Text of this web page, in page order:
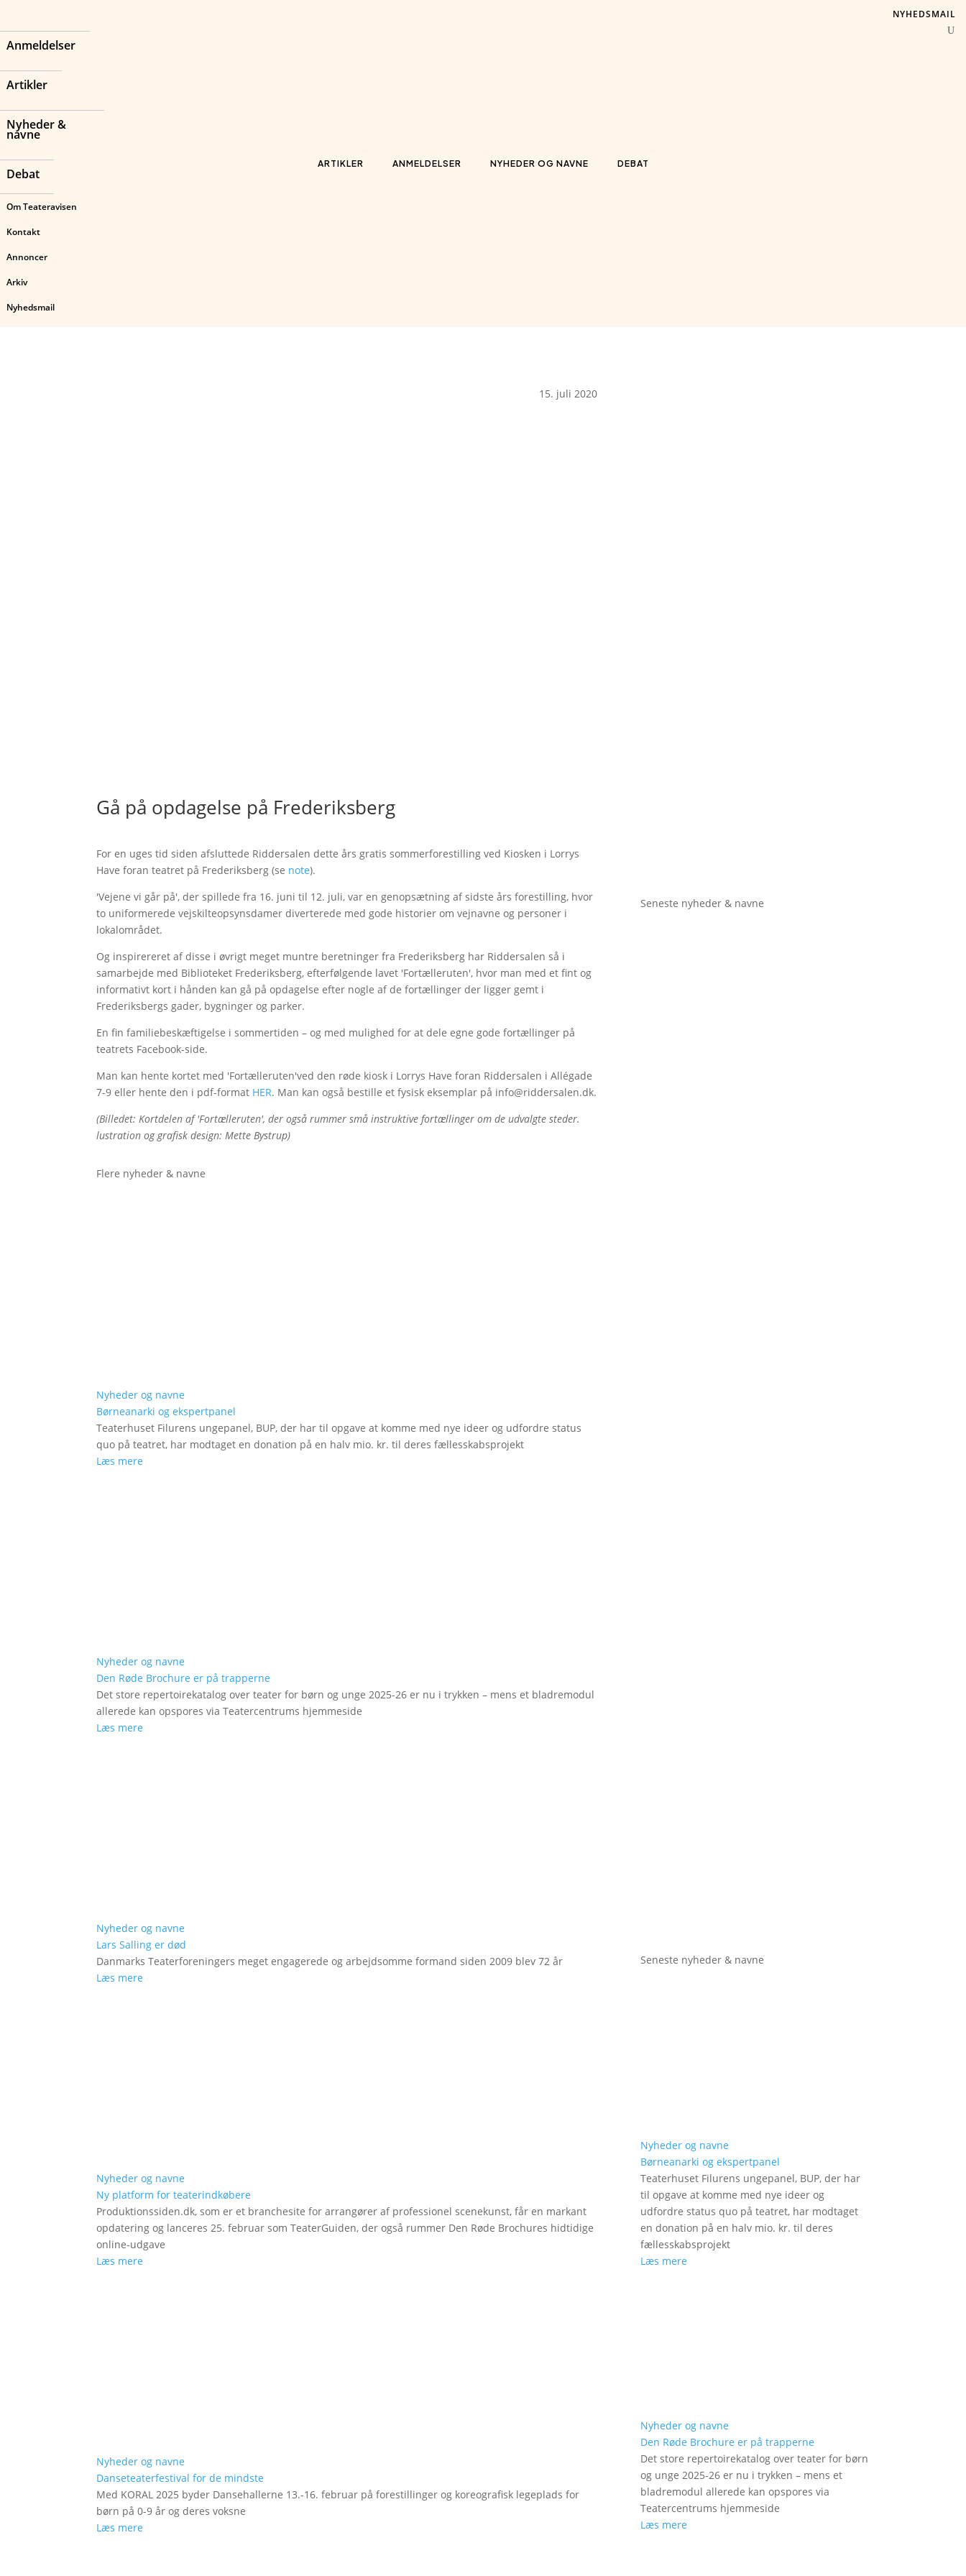
Anmeldelser
Artikler
Nyheder &
navne
Debat
Om Teateravisen
Kontakt
Annoncer
Arkiv
Nyhedsmail
ARTIKLER ANMELDELSER NYHEDER OG NAVNE DEBAT
NYHEDSMAIL
15. juli 2020
Gå på opdagelse på Frederiksberg
For en uges tid siden afsluttede Riddersalen dette års gratis sommerforestilling ved Kiosken i Lorrys
Have foran teatret på Frederiksberg (se note).
'Vejene vi går på', der spillede fra 16. juni til 12. juli, var en genopsætning af sidste års forestilling, hvor
to uniformerede vejskilteopsynsdamer diverterede med gode historier om vejnavne og personer i
lokalområdet.
Og inspirereret af disse i øvrigt meget muntre beretninger fra Frederiksberg har Riddersalen så i
samarbejde med Biblioteket Frederiksberg, efterfølgende lavet 'Fortælleruten', hvor man med et fint og
informativt kort i hånden kan gå på opdagelse efter nogle af de fortællinger der ligger gemt i
Frederiksbergs gader, bygninger og parker.
En fin familiebeskæftigelse i sommertiden – og med mulighed for at dele egne gode fortællinger på
teatrets Facebook-side.
Man kan hente kortet med 'Fortælleruten'ved den røde kiosk i Lorrys Have foran Riddersalen i Allégade
7-9 eller hente den i pdf-format HER. Man kan også bestille et fysisk eksemplar på info@riddersalen.dk.
(Billedet: Kortdelen af 'Fortælleruten', der også rummer små instruktive fortællinger om de udvalgte steder.
lustration og grafisk design: Mette Bystrup)
Flere nyheder & navne
Nyheder og navne
Børneanarki og ekspertpanel
Teaterhuset Filurens ungepanel, BUP, der har til opgave at komme med nye ideer og udfordre status
quo på teatret, har modtaget en donation på en halv mio. kr. til deres fællesskabsprojekt
Læs mere
Nyheder og navne
Den Røde Brochure er på trapperne
Det store repertoirekatalog over teater for børn og unge 2025-26 er nu i trykken – mens et bladremodul
allerede kan opspores via Teatercentrums hjemmeside
Læs mere
Nyheder og navne
Lars Salling er død
Danmarks Teaterforeningers meget engagerede og arbejdsomme formand siden 2009 blev 72 år
Læs mere
Nyheder og navne
Ny platform for teaterindkøbere
Produktionssiden.dk, som er et branchesite for arrangører af professionel scenekunst, får en markant
opdatering og lanceres 25. februar som TeaterGuiden, der også rummer Den Røde Brochures hidtidige
online-udgave
Læs mere
Nyheder og navne
Danseteaterfestival for de mindste
Med KORAL 2025 byder Dansehallerne 13.-16. februar på forestillinger og koreografisk legeplads for
børn på 0-9 år og deres voksne
Læs mere
Seneste nyheder & navne
Seneste nyheder & navne
Nyheder og navne
Børneanarki og ekspertpanel
Teaterhuset Filurens ungepanel, BUP, der har
til opgave at komme med nye ideer og
udfordre status quo på teatret, har modtaget
en donation på en halv mio. kr. til deres
fællesskabsprojekt
Læs mere
Nyheder og navne
Den Røde Brochure er på trapperne
Det store repertoirekatalog over teater for børn
og unge 2025-26 er nu i trykken – mens et
bladremodul allerede kan opspores via
Teatercentrums hjemmeside
Læs mere